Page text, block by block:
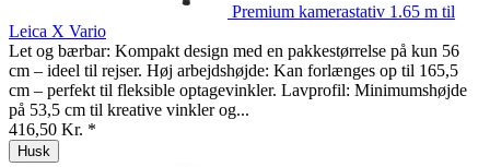
Premium kamerastativ 1.65 m til
Leica X Vario
Let og bærbar: Kompakt design med en pakkestørrelse på kun 56
cm – ideel til rejser. Høj arbejdshøjde: Kan forlænges op til 165,5
cm – perfekt til fleksible optagevinkler. Lavprofil: Minimumshøjde
på 53,5 cm til kreative vinkler og...
416,50 Kr. *
Husk